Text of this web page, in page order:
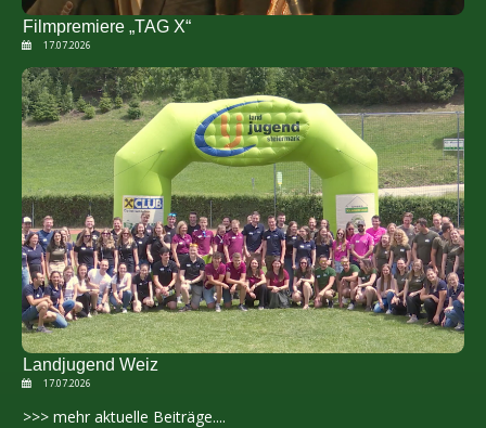
Filmpremiere „TAG X“
17.07.2026
Landjugend Weiz
17.07.2026
>>> mehr aktuelle Beiträge....